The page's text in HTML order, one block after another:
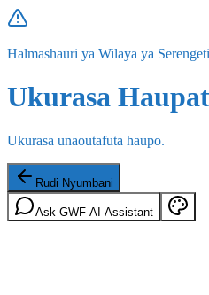
Halmashauri ya Wilaya ya Serengeti
Ukurasa
Ukurasa unaoutafuta haupo.
Rudi Nyumbani
Ask GWF AI Assistant